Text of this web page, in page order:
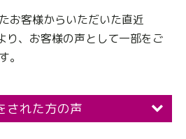
お客様からいただいた直近
、 お客様の声として一部をご
。
された方の声